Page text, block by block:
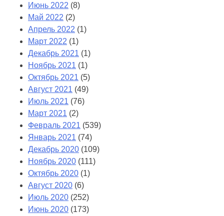
Июнь 2022 (8)
Май 2022 (2)
Апрель 2022 (1)
Март 2022 (1)
Декабрь 2021 (1)
Ноябрь 2021 (1)
Октябрь 2021 (5)
Август 2021 (49)
Июль 2021 (76)
Март 2021 (2)
Февраль 2021 (539)
Январь 2021 (74)
Декабрь 2020 (109)
Ноябрь 2020 (111)
Октябрь 2020 (1)
Август 2020 (6)
Июль 2020 (252)
Июнь 2020 (173)